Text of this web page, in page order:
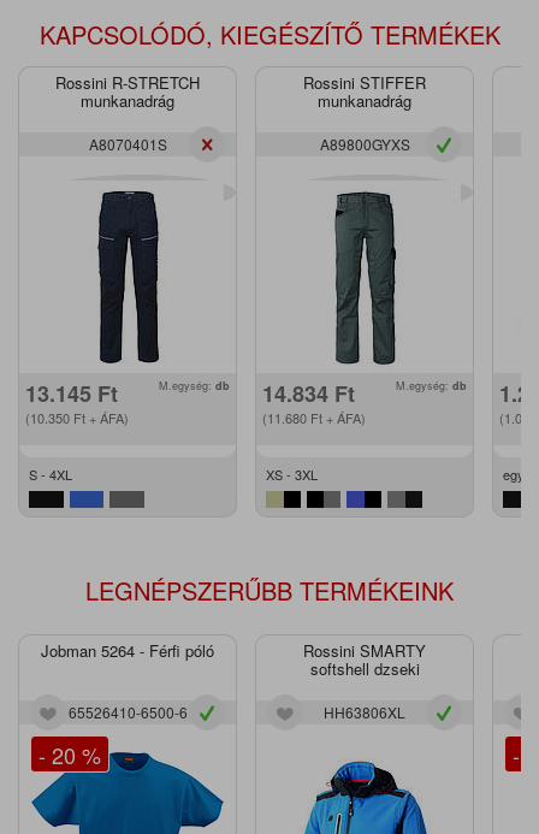
KAPCSOLÓDÓ, KIEGÉSZÍTŐ TERMÉKEK
Rossini R-STRETCH
munkanadrág
A8070401S
13.145 Ft
(10.350 Ft + ÁFA)
M.egység: db
S - 4XL
Rossini STIFFER
munkanadrág
A89800GYXS
14.834 Ft
(11.680 Ft + ÁFA)
M.egység: db
XS - 3XL
(1.007
egy
LEGNÉPSZERŰBB TERMÉKEINK
Jobman 5264 - Férfi póló
65526410-6500-6
- 20 %
Rossini SMARTY
softshell dzseki
HH63806XL
-